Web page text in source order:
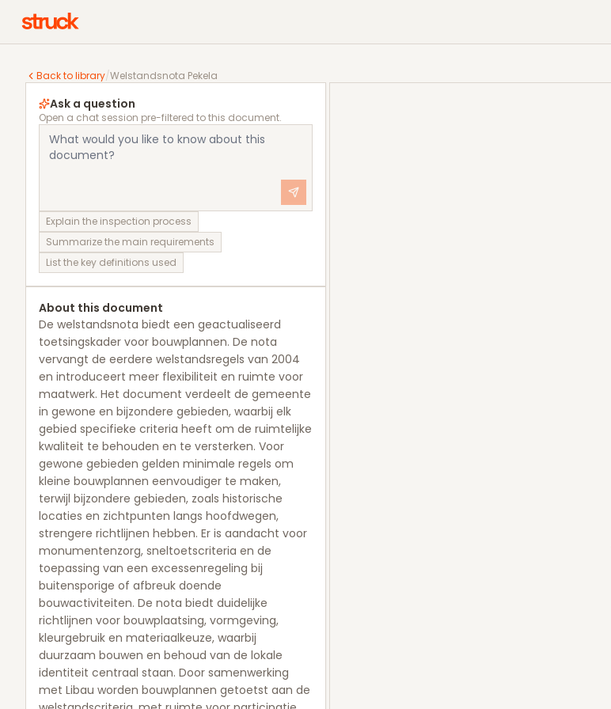
Back to library/Welstandsnota Pekela
Welstandsnota Pekela
Ask a question
Open a chat session pre-filtered to this document.
Explain the inspection process
Summarize the main requirements
List the key definitions used
About this document
De welstandsnota biedt een geactualiseerd
toetsingskader voor bouwplannen. De nota
vervangt de eerdere welstandsregels van 2004
en introduceert meer flexibiliteit en ruimte voor
maatwerk. Het document verdeelt de gemeente
in gewone en bijzondere gebieden, waarbij elk
gebied specifieke criteria heeft om de ruimtelijke
kwaliteit te behouden en te versterken. Voor
gewone gebieden gelden minimale regels om
kleine bouwplannen eenvoudiger te maken,
terwijl bijzondere gebieden, zoals historische
locaties en zichtpunten langs hoofdwegen,
strengere richtlijnen hebben. Er is aandacht voor
monumentenzorg, sneltoetscriteria en de
toepassing van een excessenregeling bij
buitensporige of afbreuk doende
bouwactiviteiten. De nota biedt duidelijke
richtlijnen voor bouwplaatsing, vormgeving,
kleurgebruik en materiaalkeuze, waarbij
duurzaam bouwen en behoud van de lokale
identiteit centraal staan. Door samenwerking
met Libau worden bouwplannen getoetst aan de